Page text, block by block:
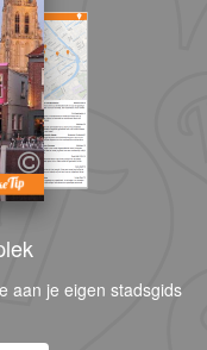
aan je eigen stadsgids